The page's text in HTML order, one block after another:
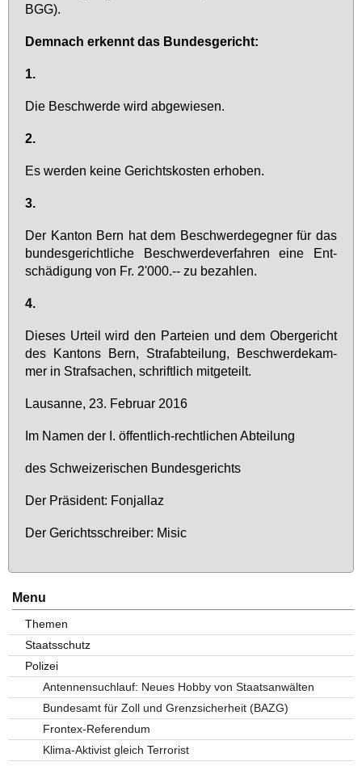
BGG).
Dem­nach er­kennt das Bun­des­ge­richt:
1.
Die Be­schwer­de wird ab­ge­wie­sen.
2.
Es wer­den kei­ne Ge­richts­kos­ten er­ho­ben.
3.
Der Kan­ton Bern hat dem Be­schwer­de­geg­ner für das
bun­des­ge­richt­li­che Be­schwer­de­ver­fah­ren ei­ne Ent­
schä­di­gung von Fr. 2'000.-- zu be­zah­len.
4.
Die­ses Ur­teil wird den Par­tei­en und dem Ober­ge­richt
des Kan­tons Bern, Stra­f­ab­tei­lung, Be­schwer­de­kam­
mer in Straf­sa­chen, schrift­lich mit­ge­teilt.
Lau­sanne, 23. Fe­bru­ar 2016
Im Na­men der I. öf­fent­lich-recht­li­chen Ab­tei­lung
des Schwei­ze­ri­schen Bun­des­ge­richts
Der Prä­si­dent: Fon­jal­laz
Der Ge­richts­schrei­ber: Mi­sic
Menu
Themen
Staatsschutz
Polizei
Antennensuchlauf: Neues Hobby von Staatsanwälten
Bundesamt für Zoll und Grenzsicherheit (BAZG)
Frontex-Referendum
Klima-Aktivist gleich Terrorist